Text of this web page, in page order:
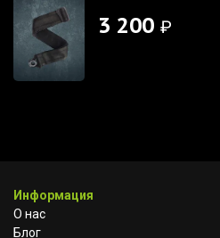
3 200 ₽
Информация
О нас
Блог